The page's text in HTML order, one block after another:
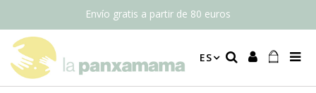
Envío gratis a partir de 80 euros
ES